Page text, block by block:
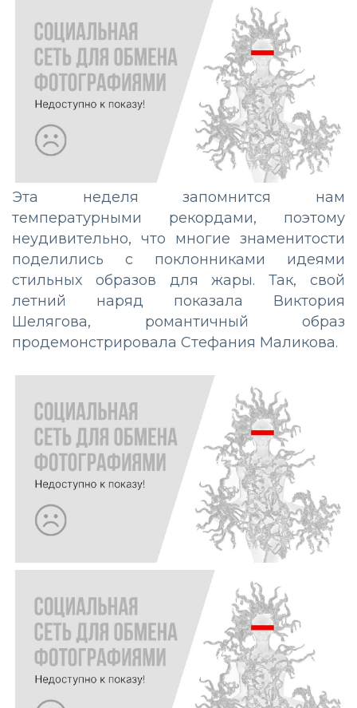
Эта неделя запомнится нам
температурными рекордами, поэтому
неудивительно, что многие знаменитости
поделились с поклонниками идеями
стильных образов для жары. Так, свой
летний наряд показала Виктория
Шелягова, романтичный образ
продемонстрировала Стефания Маликова.